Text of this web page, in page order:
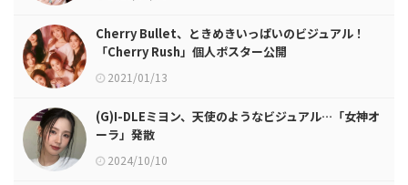
Cherry Bullet、ときめきいっぱいのビジュアル！
「Cherry Rush」個人ポスター公開
2021/01/13
(G)I-DLEミヨン、天使のようなビジュアル…「女神オ
ーラ」発散
2024/10/10